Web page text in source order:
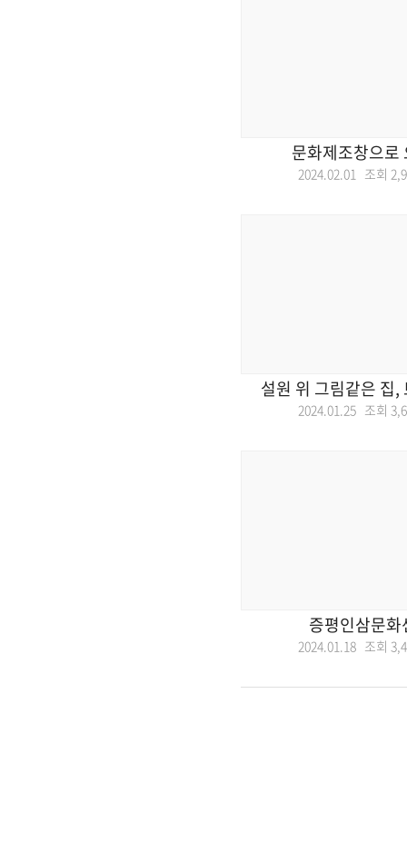
문화제조창으로
2024.02.01 조회
설원 위 그림같은 집,
2024.01.25 조회
증평인삼문화
2024.01.18 조회